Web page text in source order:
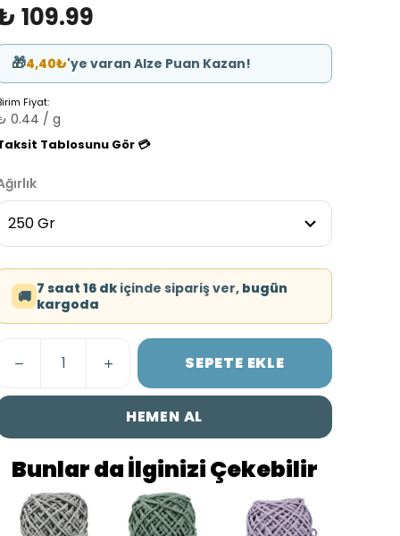
109.99
🎁4,40₺'ye varan Alze Puan Kazan!
Fiyat:
0.44 / g
Tablosunu Gör 💳
🚚 7 saat 16 dk içinde sipariş ver, bugün
kargoda
SEPETE EKLE
HEMEN AL
Bunlar da İlginizi Çekebilir